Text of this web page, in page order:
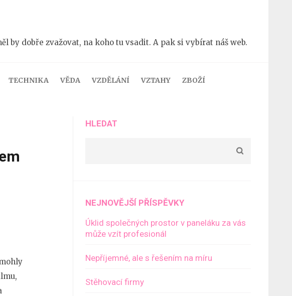
by dobře zvažovat, na koho tu vsadit. A pak si vybírat náš web.
TECHNIKA VĚDA VZDĚLÁNÍ VZTAHY ZBOŽÍ
HLEDAT
NEJNOVĚJŠÍ PŘÍSPĚVKY
Úklid společných prostor v paneláku za vás
může vzít profesionál
Nepříjemné, ale s řešením na míru
Stěhovací firmy